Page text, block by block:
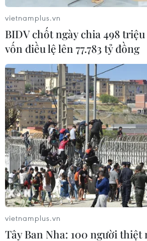
vietnamplus.vn
BIDV chốt ngày chia 498
vốn điều lệ lên 77.783 tỷ đồng
vietnamplus.vn
Tây Ban Nha: 100 người thiệt